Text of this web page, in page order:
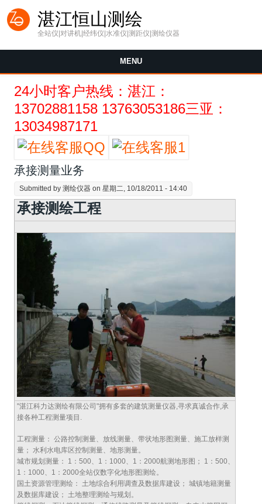
湛江恒山测绘
全站仪|对讲机|经纬仪|水准仪|测距仪|测绘仪器
MENU
24小时客户热线：湛江：
13702881158 13763053186三亚：
13034987171
承接测量业务
Submitted by测绘仪器 on 星期二, 10/18/2011 - 14:40
承接测绘工程
"湛江科力达测绘有限公司"拥有多套的建筑测量仪器,寻求真诚合作,承
接各种工程测量项目.
工程测量： 公路控制测量、放线测量、带状地形图测量、施工放样测
量； 水利水电库区控制测量、地形测量。
城市规划测量： 1：500、1：1000、1：2000航测地形图； 1：500、
1：1000、1：2000全站仪数字化地形图测绘。
国土资源管理测绘： 土地综合利用调查及数据库建设； 城镇地籍测量
及数据库建设； 土地整理测绘与规划。